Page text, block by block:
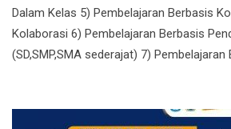
Dalam Kelas 5) Pembelajaran Berbasis
Kolaborasi 6) Pembelajaran Berbasis
(SD,SMP,SMA sederajat) 7) Pembelajaran